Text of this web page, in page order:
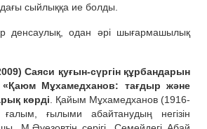
сыйлыққа ие болды.
денсаулық, одан әрі шығармашылық
Саяси қуғын-сүргін құрбандарын
«Қаюм Мұхамедханов: тағдыр және
көрді . Қайым Мұхамедханов (1916-
ғылыми абайтанудың негізін